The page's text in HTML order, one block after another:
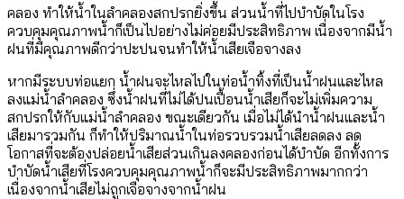
คลอง ทำให้น้ำในลำคลองสกปรกยิ่งขึ้น ส่วนน้ำที่ไปบำบัดในโรง
ควบคุมคุณภาพน้ำก็เป็นไปอย่างไม่ค่อยมีประสิทธิภาพ เนื่องจากมีน้ำ
ฝนที่มีคุณภาพดีกว่าปะปนจนทำให้น้ำเสียเจือจางลง
หากมีระบบท่อแยก น้ำฝนจะไหลไปในท่อน้ำทิ้งที่เป็นน้ำฝนและไหล
ลงแม่น้ำลำคลอง ซึ่งน้ำฝนที่ไม่ได้ปนเปื้อนน้ำเสียก็จะไม่เพิ่มความ
สกปรกให้กับแม่น้ำลำคลอง ขณะเดียวกัน เมื่อไม่ได้นำน้ำฝนและน้ำ
เสียมารวมกัน ก็ทำให้ปริมาณน้ำในท่อรวบรวมน้ำเสียลดลง ลด
โอกาสที่จะต้องปล่อยน้ำเสียส่วนเกินลงคลองก่อนได้บำบัด อีกทั้งการ
บำบัดน้ำเสียที่โรงควบคุมคุณภาพน้ำก็จะมีประสิทธิภาพมากกว่า
เนื่องจากน้ำเสียไม่ถูกเจือจางจากน้ำฝน